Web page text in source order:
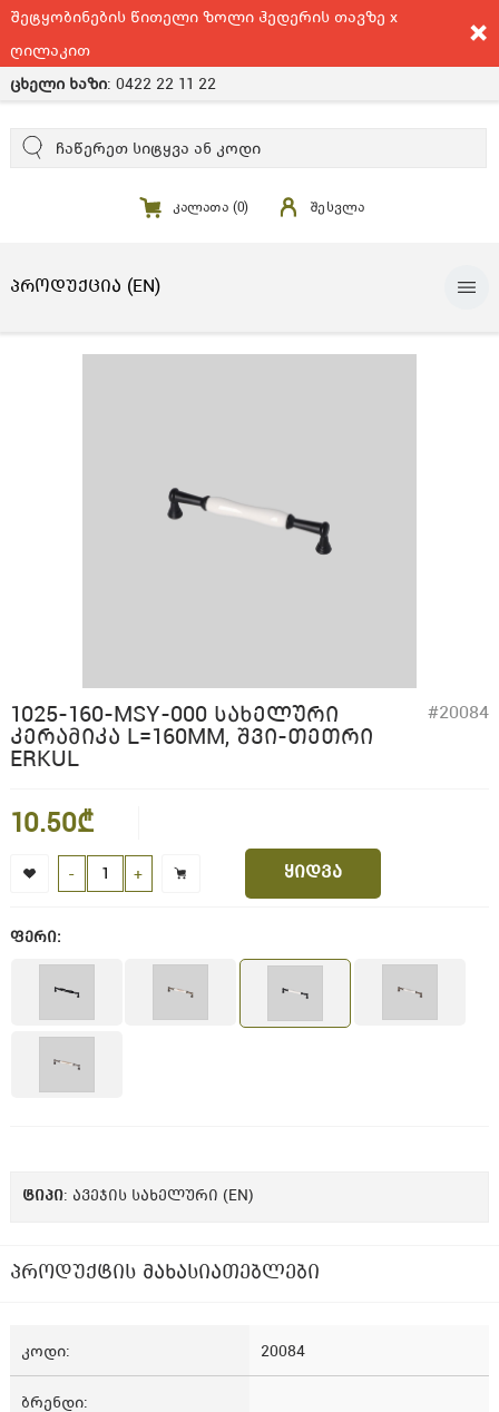
შეტყობინების წითელი ზოლი ჰედერის თავზე x
ღილაკით
ცხელი ხაზი: 0422 22 11 22
კალათა (0) შესვლა
ᲞᲠᲝᲓᲣᲥᲪᲘᲐ (EN)
1025-160-MSY-000 ᲡᲐᲮᲔᲚᲣᲠᲘ
ᲙᲔᲠᲐᲛᲘᲙᲐ L=160MM, ᲨᲕᲘ-ᲗᲔᲗᲠᲘ
ERKUL
#20084
10.50₾
- + ყიდვა
ფერი:
ᲢᲘᲞᲘ: ავეჯის სახელური (EN)
პროდუქტის მახასიათებლები
კოდი 20084
ბრენდი